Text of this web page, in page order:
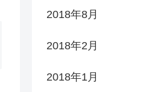
2018年8月
2018年2月
2018年1月